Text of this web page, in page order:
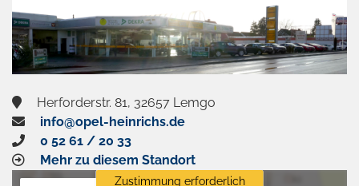
Herforderstr. 81, 32657 Lemgo
info@opel-heinrichs.de
0 52 61 / 20 33
Mehr zu diesem Standort
Zustimmung erforderlich